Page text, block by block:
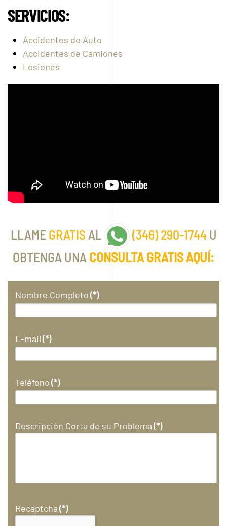
SERVICIOS:
Accidentes de Auto
Accidentes de Camiones
Lesiones
LLAMEGRATIS AL (346) 290-1744U
OBTENGA UNA CONSULTA GRATIS AQUÍ:
Nombre Completo(*)
E-mail(*)
Teléfono(*)
Descripción Corta de su Problema(*)
Recaptcha(*)